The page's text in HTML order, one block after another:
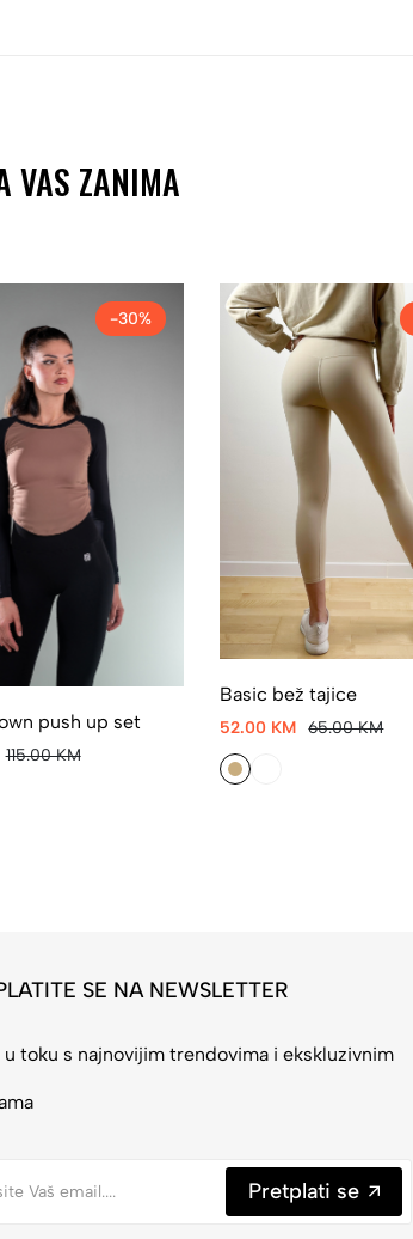
VAS ZANIMA
-30%
push up set
115.00 KM
Basic bež tajice
52.00 KM 65.00 KM
SE NA NEWSLETTER
toku s najnovijim trendovima i ekskluzivnim
Pretplati se